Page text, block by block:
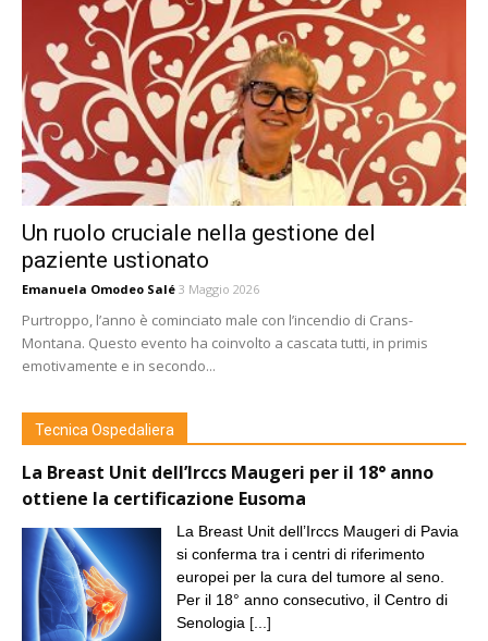
Un ruolo cruciale nella gestione del
paziente ustionato
Emanuela Omodeo Salé 3 Maggio 2026
Purtroppo, l’anno è cominciato male con l’incendio di Crans-
Montana. Questo evento ha coinvolto a cascata tutti, in primis
emotivamente e in secondo...
Tecnica Ospedaliera
La Breast Unit dell’Irccs Maugeri per il 18° anno
ottiene la certificazione Eusoma
La Breast Unit dell’Irccs Maugeri di Pavia
si conferma tra i centri di riferimento
europei per la cura del tumore al seno.
Per il 18° anno consecutivo, il Centro di
Senologia [...]